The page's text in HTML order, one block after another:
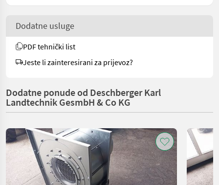
Dodatne usluge
PDF tehnički list
Jeste li zainteresirani za prijevoz?
Dodatne ponude od Deschberger Karl
Landtechnik GesmbH & Co KG